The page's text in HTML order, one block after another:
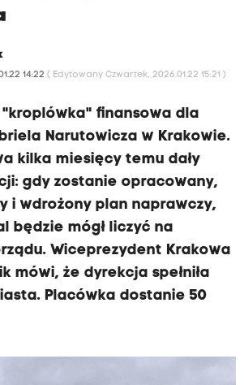
14:22 ( Edytowany Czwartek, 2026.01.22 15:21 )
finansowa dla
Narutowicza w Krakowie.
kilka miesięcy temu dały
gdy zostanie opracowany,
i wdrożony plan naprawczy,
będzie mógł liczyć na
Wiceprezydent Krakowa
mówi, że dyrekcja spełniła
Placówka dostanie 50